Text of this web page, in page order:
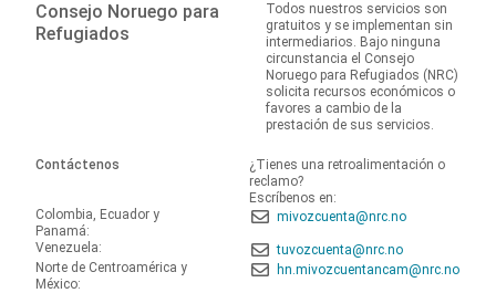
Consejo Noruego para
Refugiados
Todos nuestros servicios son
gratuitos y se implementan sin
intermediarios. Bajo ninguna
circunstancia el Consejo
Noruego para Refugiados (NRC)
solicita recursos económicos o
favores a cambio de la
prestación de sus servicios.
Contáctenos
¿Tienes una retroalimentación o
reclamo?
Escríbenos en:
Colombia, Ecuador y
Panamá:
mivozcuenta@nrc.no
Venezuela:
tuvozcuenta@nrc.no
Norte de Centroamérica y
México:
hn.mivozcuentancam@nrc.no